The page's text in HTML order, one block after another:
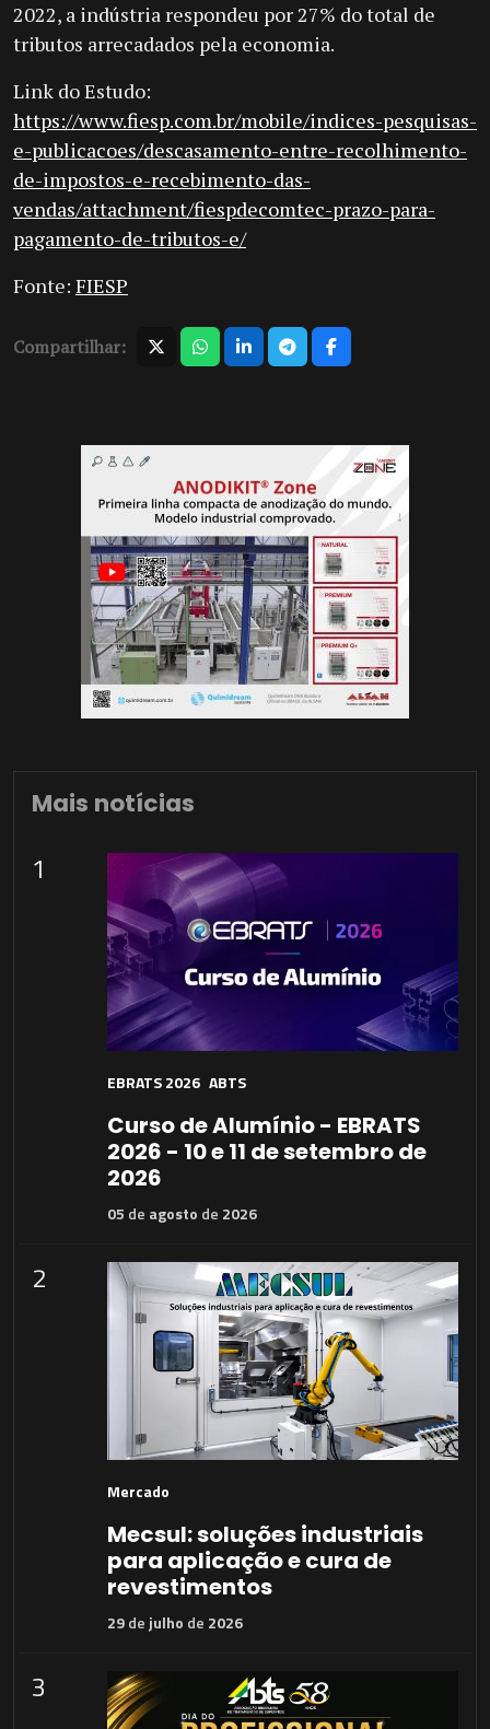
2022, a indústria respondeu por 27% do total de
tributos arrecadados pela economia.
Link do Estudo:
https://www.fiesp.com.br/mobile/indices-pesquisas-
e-publicacoes/descasamento-entre-recolhimento-
de-impostos-e-recebimento-das-
vendas/attachment/fiespdecomtec-prazo-para-
pagamento-de-tributos-e/
Fonte: FIESP
Compartilhar:
Mais notícias
1
EBRATS 2026 ABTS
Curso de Alumínio - EBRATS
2026 - 10 e 11 de setembro de
2026
05 de agosto de 2026
2
Mercado
Mecsul: soluções industriais
para aplicação e cura de
revestimentos
29de julho de 2026
3